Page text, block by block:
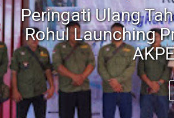
Peringati Ulang
Rohul Launching